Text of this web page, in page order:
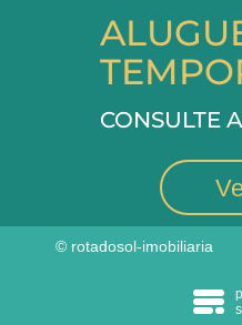
CONSULTE
© rotadosol-imobiliaria